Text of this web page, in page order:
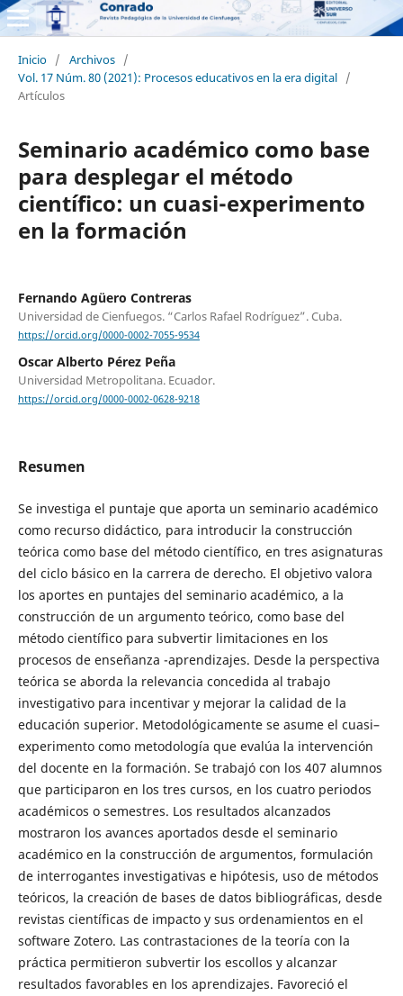
Inicio / Archivos /
Vol. 17 Núm. 80 (2021): Procesos educativos en la era digital /
Artículos
Seminario académico como base
para desplegar el método
científico: un cuasi-experimento
en la formación
Fernando Agüero Contreras
Universidad de Cienfuegos. “Carlos Rafael Rodríguez”. Cuba.
https://orcid.org/0000-0002-7055-9534
Oscar Alberto Pérez Peña
Universidad Metropolitana. Ecuador.
https://orcid.org/0000-0002-0628-9218
Resumen
Se investiga el puntaje que aporta un seminario académico
como recurso didáctico, para introducir la construcción
teórica como base del método científico, en tres asignaturas
del ciclo básico en la carrera de derecho. El objetivo valora
los aportes en puntajes del seminario académico, a la
construcción de un argumento teórico, como base del
método científico para subvertir limitaciones en los
procesos de enseñanza -aprendizajes. Desde la perspectiva
teórica se aborda la relevancia concedida al trabajo
investigativo para incentivar y mejorar la calidad de la
educación superior. Metodológicamente se asume el cuasi–
experimento como metodología que evalúa la intervención
del docente en la formación. Se trabajó con los 407 alumnos
que participaron en los tres cursos, en los cuatro periodos
académicos o semestres. Los resultados alcanzados
mostraron los avances aportados desde el seminario
académico en la construcción de argumentos, formulación
de interrogantes investigativas e hipótesis, uso de métodos
teóricos, la creación de bases de datos bibliográficas, desde
revistas científicas de impacto y sus ordenamientos en el
software Zotero. Las contrastaciones de la teoría con la
práctica permitieron subvertir los escollos y alcanzar
resultados favorables en los aprendizajes. Favoreció el